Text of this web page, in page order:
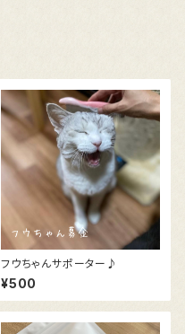
フウちゃんサポーター♪
¥500